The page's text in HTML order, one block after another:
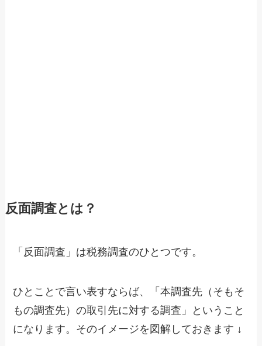
反面調査とは？
「反面調査」は税務調査のひとつです。
ひとことで言い表すならば、「本調査先（そもそ
もの調査先）の取引先に対する調査」ということ
になります。そのイメージを図解しておきます ↓